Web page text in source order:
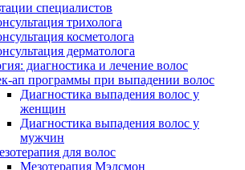
специалистов
трихолога
косметолога
дерматолога
диагностика и лечение волос
ап программы при выпадении волос
Диагностика выпадения волос у
женщин
Диагностика выпадения волос у
мужчин
для волос
Мезотерапия Мэлсмон